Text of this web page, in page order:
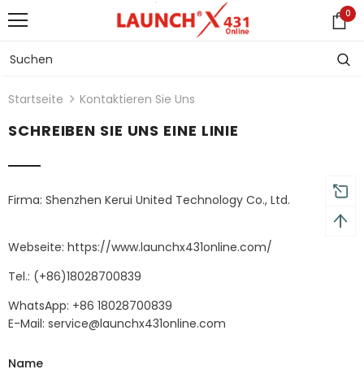
0
Startseite Kontaktieren Sie Uns
SCHREIBEN SIE UNS EINE LINIE
Firma: Shenzhen Kerui United Technology Co., Ltd.
Webseite: https://www.launchx431online.com/
Tel.: (+86)18028700839
WhatsApp: +86 18028700839
E-Mail: service@launchx431online.com
Name